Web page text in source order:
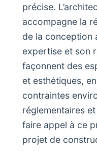
précise.
accompagne la
de la conception
expertise et son
façonnent des
et esthétiques,
contraintes
réglementaires
faire appel à ce
projet de